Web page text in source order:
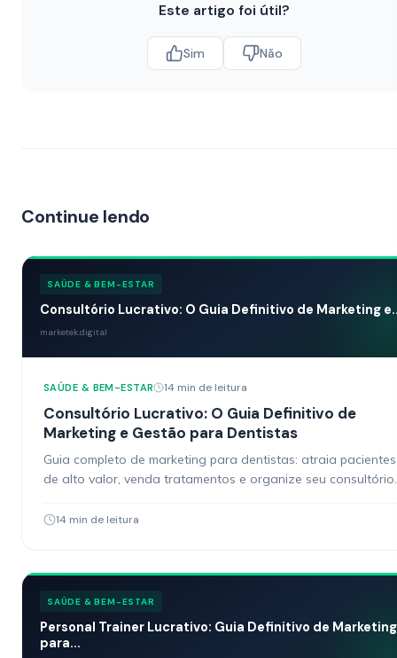
Este artigo foi útil?
Sim Não
Continue lendo
SAÚDE & BEM-ESTAR
Consultório Lucrativo: O Guia Definitivo de Marketing
marketek.digital
SAÚDE & BEM-ESTAR 14 min de leitura
Consultório Lucrativo: O Guia Definitivo de
Marketing e Gestão para Dentistas
Guia completo de marketing para dentistas: atraia pacientes
de alto valor, venda tratamentos e organize seu consultório.
14 min de leitura
SAÚDE & BEM-ESTAR
Personal Trainer Lucrativo: Guia Definitivo de Marketing
para...